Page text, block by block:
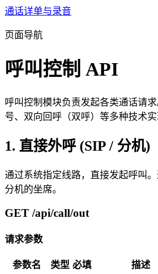
通话详单与录音
页面导航
呼叫控制 API
呼叫控制模块负责发起各类通话请
号、双向回呼（双呼）等多种技术实
1. 直接外呼 (SIP / 分机)
通过系统指定线路，直接发起呼叫
分机的坐席。
GET /api/call/out
请求参数
参数名 类型 必填
描述